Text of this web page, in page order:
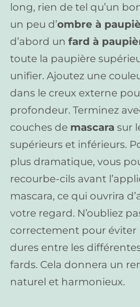
long, rien de tel qu’un
un peu d’ombre à
d’abord un fard à
toute la paupière
unifier. Ajoutez une
dans le creux externe
profondeur. Terminez
couches de mascara sur
supérieurs et inférieurs.
plus dramatique, vous
recourbe-cils avant
mascara, ce qui ouvrira
votre regard. N’oubliez
correctement pour éviter
dures entre les
fards. Cela donnera un
naturel et harmonieux.